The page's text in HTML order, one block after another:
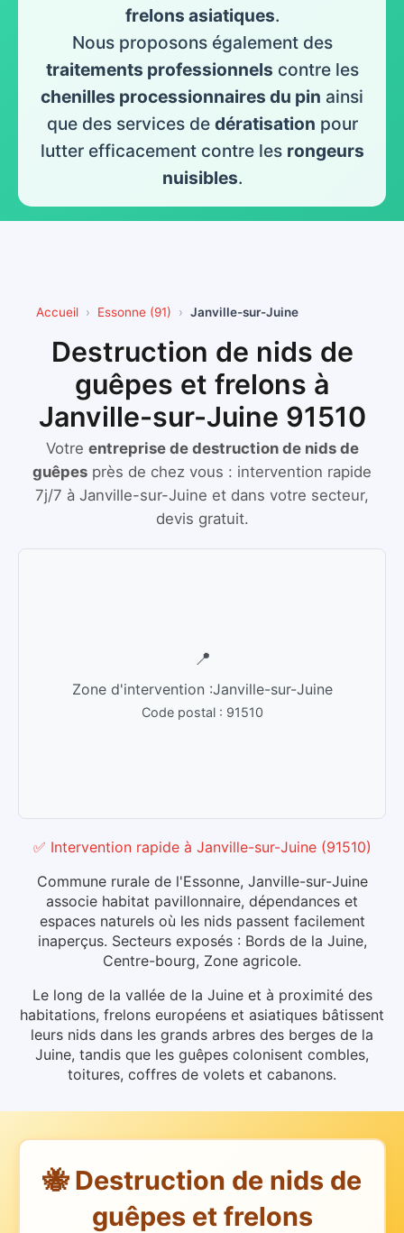
frelons asiatiques.
Nous proposons également des
traitements professionnels contre les
chenilles processionnaires du pin ainsi
que des services de dératisation pour
lutter efficacement contre les rongeurs
nuisibles.
Accueil Essonne (91) Janville-sur-Juine
Destruction de nids de
guêpes et frelons à
Janville-sur-Juine 91510
Votre entreprise de destruction de nids de
guêpes près de chez vous : intervention rapide
7j/7 à Janville-sur-Juine et dans votre secteur,
devis gratuit.
📍
Zone d'intervention :Janville-sur-Juine
Code postal : 91510
✅ Intervention rapide à Janville-sur-Juine (91510)
Commune rurale de l'Essonne, Janville-sur-Juine
associe habitat pavillonnaire, dépendances et
espaces naturels où les nids passent facilement
inaperçus. Secteurs exposés : Bords de la Juine,
Centre-bourg, Zone agricole.
Le long de la vallée de la Juine et à proximité des
habitations, frelons européens et asiatiques bâtissent
leurs nids dans les grands arbres des berges de la
Juine, tandis que les guêpes colonisent combles,
toitures, coffres de volets et cabanons.
🐝 Destruction de nids de
guêpes et frelons